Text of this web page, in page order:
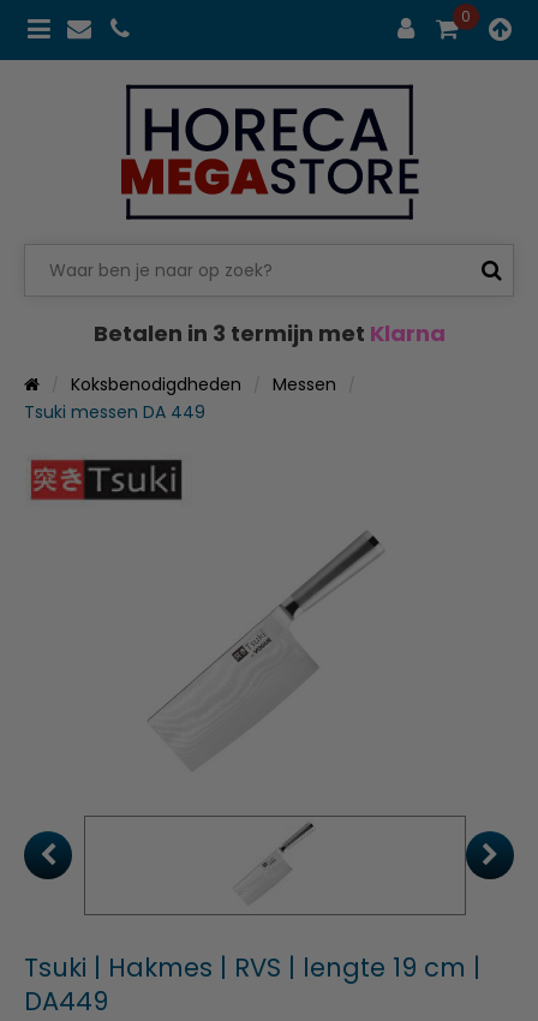
0
Betalen in 3 termijn met Klarna
Koksbenodigdheden
Messen
Tsuki messen DA 449
Tsuki | Hakmes | RVS | lengte 19 cm |
DA449